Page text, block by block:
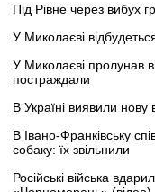
Під Рівне через вибух
У Миколаєві
У Миколаєві пролунав
постраждали
В Україні виявили нову
В Івано-Франківську
собаку: їх звільнили
Російські війська